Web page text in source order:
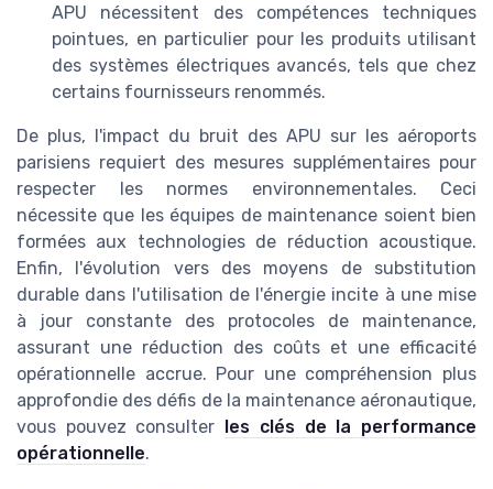
APU nécessitent des compétences techniques
pointues, en particulier pour les produits utilisant
des systèmes électriques avancés, tels que chez
certains fournisseurs renommés.
De plus, l'impact du bruit des APU sur les aéroports
parisiens requiert des mesures supplémentaires pour
respecter les normes environnementales. Ceci
nécessite que les équipes de maintenance soient bien
formées aux technologies de réduction acoustique.
Enfin, l'évolution vers des moyens de substitution
durable dans l'utilisation de l'énergie incite à une mise
à jour constante des protocoles de maintenance,
assurant une réduction des coûts et une efficacité
opérationnelle accrue. Pour une compréhension plus
approfondie des défis de la maintenance aéronautique,
vous pouvez consulter les clés de la performance
opérationnelle.